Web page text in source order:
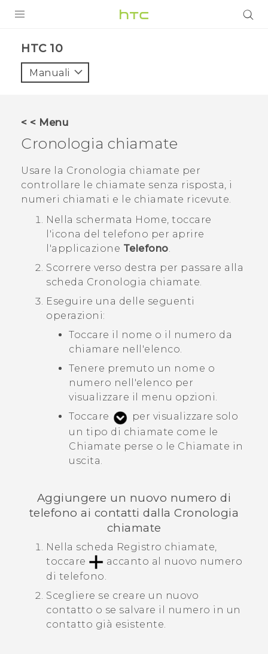
VIVE
ASSISTENZA
Accessori e dispositivi HTC
Accesso
HTC 10‎
Manuali
< < Menu
Cronologia chiamate
Usare la Cronologia chiamate per
controllare le chiamate senza risposta, i
numeri chiamati e le chiamate ricevute.
Nella schermata Home, toccare
l'icona del telefono per aprire
l'applicazione Telefono.
Scorrere verso destra per passare alla
scheda Cronologia chiamate.
Eseguire una delle seguenti
operazioni:
Toccare il nome o il numero da
chiamare nell'elenco.
Tenere premuto un nome o
numero nell'elenco per
visualizzare il menu opzioni.
Toccare
per visualizzare solo
un tipo di chiamate come le
Chiamate perse o le Chiamate in
uscita.
Aggiungere un nuovo numero di
telefono ai contatti dallaCronologia
chiamate
Nella scheda Registro chiamate,
toccare
accanto al nuovo numero
di telefono.
Scegliere se creare un nuovo
contatto o se salvare il numero in un
contatto già esistente.